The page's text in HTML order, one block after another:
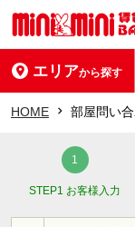
エリアから探す
HOME 部屋問い
STEP1 お客様入力